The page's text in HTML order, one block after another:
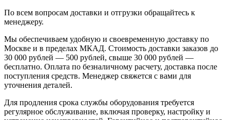
По всем вопросам доставки и отгрузки обращайтесь к
менеджеру.
Мы обеспечиваем удобную и своевременную доставку по
Москве и в пределах МКАД. Стоимость доставки заказов до
30 000 рублей — 500 рублей, свыше 30 000 рублей —
бесплатно. Оплата по безналичному расчету, доставка после
поступления средств. Менеджер свяжется с вами для
уточнения деталей.
Для продления срока службы оборудования требуется
регулярное обслуживание, включая проверку, настройку и